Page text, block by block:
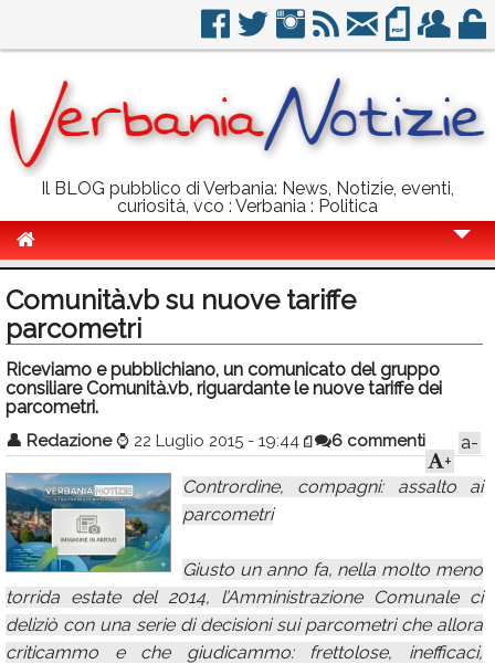
Il BLOG pubblico di Verbania: News, Notizie, eventi,
curiosità, vco : Verbania : Politica
Politica
Sport
Eventi
Info Utili
Rubriche
Calendario
Annunci
Comunità.vb su nuove tariffe
parcometri
Riceviamo e pubblichiano, un comunicato del gruppo
consiliare Comunità.vb, riguardante le nuove tariffe dei
parcometri.
👤 Redazione ⌚ 22 Luglio 2015 - 19:44 6 commenti
a-
+
Contrordine, compagni: assalto ai
parcometri
Giusto un anno fa, nella molto meno
torrida estate del 2014, l’Amministrazione Comunale ci
deliziò con una serie di decisioni sui parcometri che allora
criticammo e che giudicammo: frettolose, inefficaci,